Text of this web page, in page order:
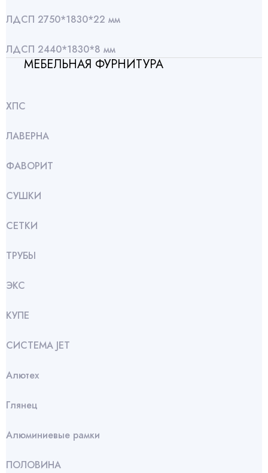
ЛДСП 2750*1830*22 мм
ЛДСП 2440*1830*8 мм
МЕБЕЛЬНАЯ ФУРНИТУРА
ХПС
ЛАВЕРНА
ФАВОРИТ
СУШКИ
СЕТКИ
ТРУБЫ
ЭКС
КУПЕ
СИСТЕМА JET
Алютех
Глянец
Алюминиевые рамки
ПОЛОВИНА